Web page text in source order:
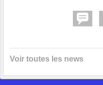
Voir toutes les news